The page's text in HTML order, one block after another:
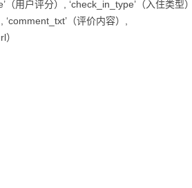
用户评分）, ‘check_in_type’（入住类型）,
（评价内容）,